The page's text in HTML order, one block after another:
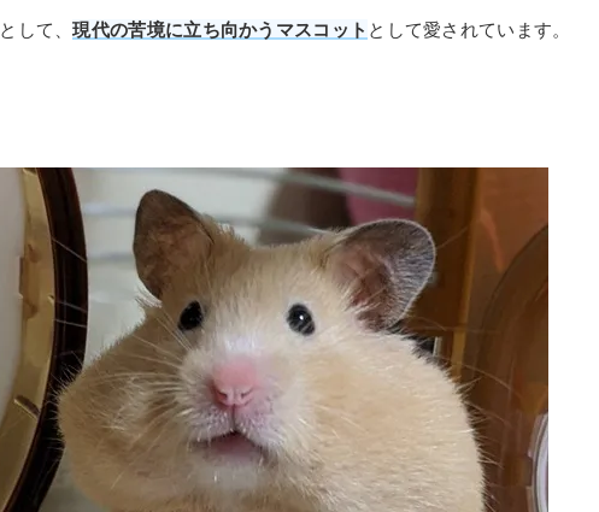
として、現代の苦境に立ち向かうマスコット として愛されています。